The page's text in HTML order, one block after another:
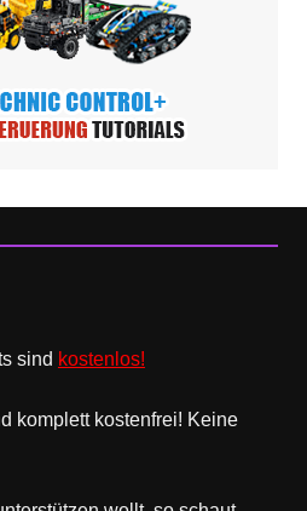
sind kostenlos!
komplett kostenfrei! Keine